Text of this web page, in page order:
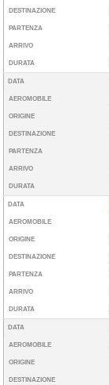
DESTINAZIONE
PARTENZA
ARRIVO
DURATA
DATA
AEROMOBILE
ORIGINE
DESTINAZIONE
PARTENZA
ARRIVO
DURATA
DATA
AEROMOBILE
ORIGINE
DESTINAZIONE
PARTENZA
ARRIVO
DURATA
DATA
AEROMOBILE
ORIGINE
DESTINAZIONE